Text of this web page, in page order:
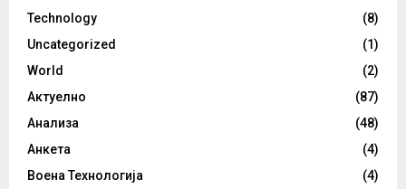
Technology
(8)
Uncategorized
(1)
World
(2)
Актуелно
(87)
Анализа
(48)
Анкета
(4)
Воена Технологија
(4)